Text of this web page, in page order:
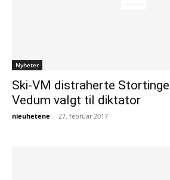
Nyheter
Ski-VM distraherte
Vedum valgt til diktator
nieuhetene - 27. februar 2017